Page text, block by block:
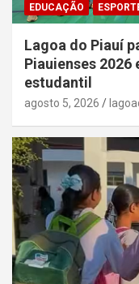
EDUCAÇÃO
Lagoa do Piauí
Piauienses
estudantil
agosto 5, 2026